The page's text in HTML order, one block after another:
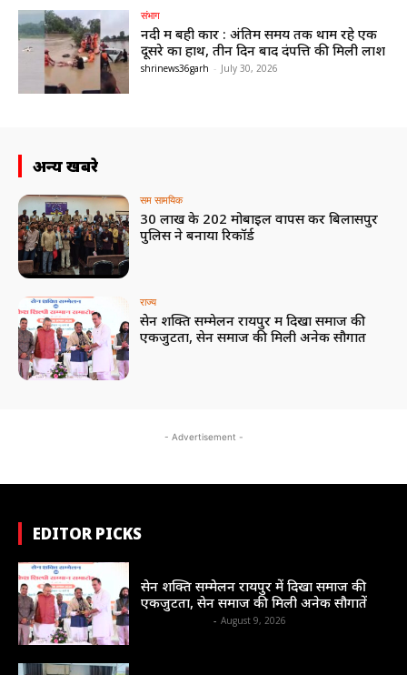
संभाग
नदी में बही कार : अंतिम समय तक थामें रहे एक
दूसरे का हाथ, तीन दिन बाद दंपत्ति की मिली लाश
shrinews36garh - July 30, 2026
अन्य खबरे
सम सामयिक
30 लाख के 202 मोबाइल वापस कर बिलासपुर
पुलिस ने बनाया रिकॉर्ड
राज्य
सेन शक्ति सम्मेलन रायपुर में दिखा समाज की
एकजुटता, सेन समाज की मिली अनेक सौगातें
- Advertisement -
EDITOR PICKS
सेन शक्ति सम्मेलन रायपुर में दिखा समाज की
एकजुटता, सेन समाज की मिली अनेक सौगातें
- August 9, 2026